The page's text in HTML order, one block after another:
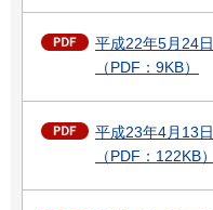
平成22年5月24日
（PDF：9KB）
平成23年4月13日
（PDF：122KB）